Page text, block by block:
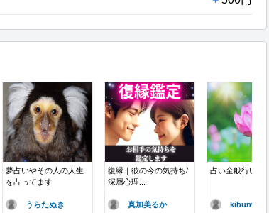
夢占いやその人の人生
を占ってます
うらたぬき
復縁｜彼の今の気持ち/
深層心理...
真加美るか
占い全般行います
kibunw..